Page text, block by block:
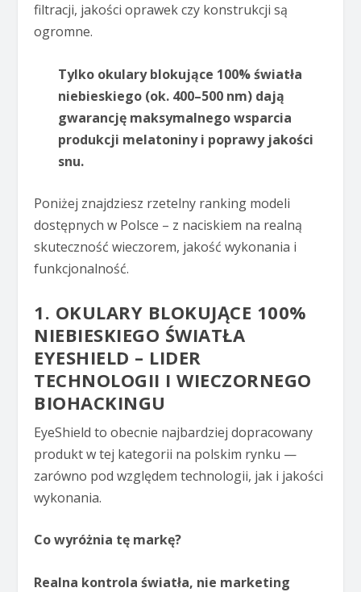
filtracji, jakości oprawek czy konstrukcji są
ogromne.
Tylko okulary blokujące 100% światła
niebieskiego (ok. 400–500 nm) dają
gwarancję maksymalnego wsparcia
produkcji melatoniny i poprawy jakości
snu.
Poniżej znajdziesz rzetelny ranking modeli
dostępnych w Polsce – z naciskiem na realną
skuteczność wieczorem, jakość wykonania i
funkcjonalność.
1. OKULARY BLOKUJĄCE 100%
NIEBIESKIEGO ŚWIATŁA
EYESHIELD – LIDER
TECHNOLOGII I WIECZORNEGO
BIOHACKINGU
EyeShield to obecnie najbardziej dopracowany
produkt w tej kategorii na polskim rynku —
zarówno pod względem technologii, jak i jakości
wykonania.
Co wyróżnia tę markę?
Realna kontrola światła, nie marketing